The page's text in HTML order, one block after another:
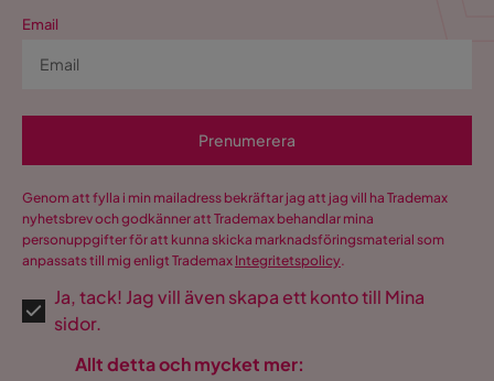
Behandling
Ingår i paket
stolar, sittdynor,
ryggdynor
Färgnamn Grön
Dyna ingår
Bruk Utomhus
Email
Prenumerera
Genom att fylla i min mailadress bekräftar jag att jag vill ha Trademax
nyhetsbrev och godkänner att Trademax behandlar mina
personuppgifter för att kunna skicka marknadsföringsmaterial som
anpassats till mig enligt Trademax Integritetspolicy.
Ja, tack! Jag vill även skapa ett konto till Mina
sidor.
Allt detta och mycket mer: